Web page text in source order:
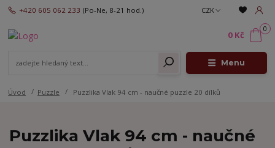
Menu
CZK
+420 605 062 233 (Po-Ne, 8-21 hod.)
0
0 Kč
Úvod Puzzle Puzzlika Vlak 94 cm - naučné puzzle 20 dílků
Puzzlika Vlak 94 cm - naučné